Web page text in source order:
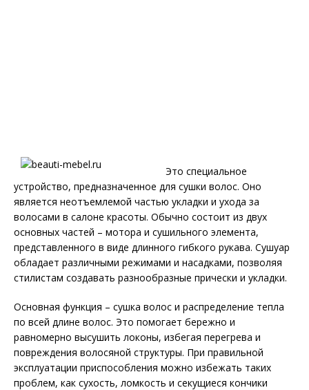
Это специальное
устройство, предназначенное для сушки волос. Оно
является неотъемлемой частью укладки и ухода за
волосами в салоне красоты. Обычно состоит из двух
основных частей – мотора и сушильного элемента,
представленного в виде длинного гибкого рукава. Сушуар
обладает различными режимами и насадками, позволяя
стилистам создавать разнообразные прически и укладки.
Основная функция – сушка волос и распределение тепла
по всей длине волос. Это помогает бережно и
равномерно высушить локоны, избегая перегрева и
повреждения волосяной структуры. При правильной
эксплуатации приспособления можно избежать таких
проблем, как сухость, ломкость и секущиеся кончики